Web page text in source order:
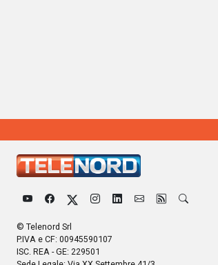
© Telenord Srl
P.IVA e CF: 00945590107
ISC. REA - GE: 229501